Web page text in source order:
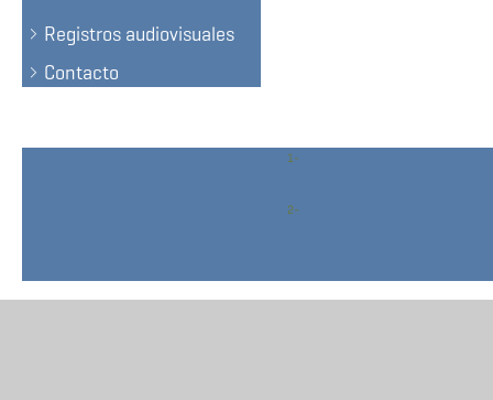
Registros audiovisuales
Contacto